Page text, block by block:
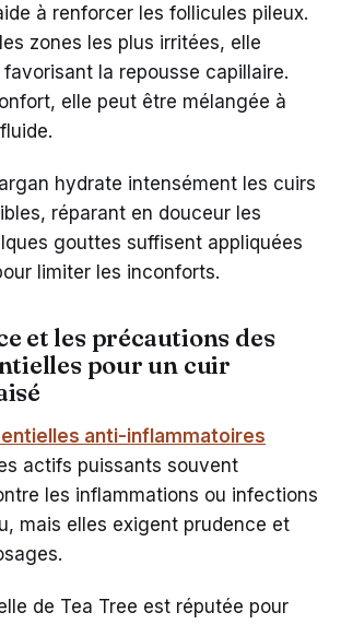
à renforcer les follicules pileux.
zones les plus irritées, elle
la repousse capillaire.
elle peut être mélangée à
hydrate intensément les cuirs
réparant en douceur les
gouttes suffisent appliquées
limiter les inconforts.
et les précautions des
pour un cuir
anti-inflammatoires
actifs puissants souvent
les inflammations ou infections
mais elles exigent prudence et
de Tea Tree est réputée pour